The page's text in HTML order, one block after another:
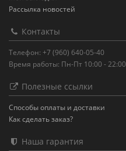
Рассылка новостей
Контакты
Телефон: +7 (960) 640-05-40
Время работы: Пн-Пт 10:00 - 22:00
Полезные ссылки
Способы оплаты и доставки
Как сделать заказ?
Наша гарантия